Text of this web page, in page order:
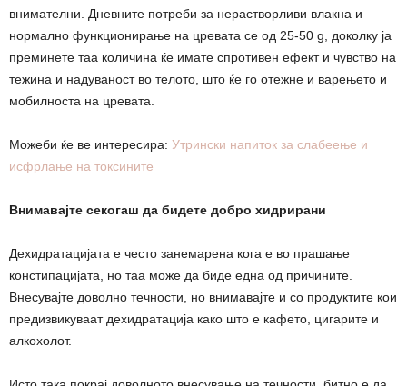
внимателни. Дневните потреби за нерастворливи влакна и
нормално функционирање на цревата се од 25-50 g, доколку ја
преминете таа количина ќе имате спротивен ефект и чувство на
тежина и надуваност во телото, што ќе го отежне и варењето и
мобилноста на цревата.
Можеби ќе ве интересира: Утрински напиток за слабеење и
исфрлање на токсините
Внимавајте секогаш да бидете добро хидрирани
Дехидратацијата е често занемарена кога е во прашање
констипацијата, но таа може да биде една од причините.
Внесувајте доволно течности, но внимавајте и со продуктите кои
предизвикуваат дехидратација како што е кафето, цигарите и
алкохолот.